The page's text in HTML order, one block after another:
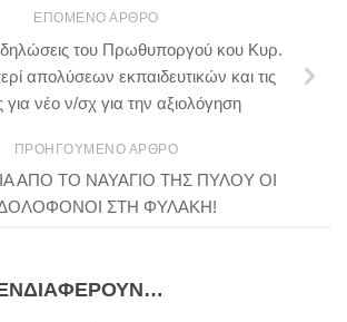
ΕΠΌΜΕΝΟ ΆΡΘΡΟ
δηλώσεις του Πρωθυποργού κου Κυρ.
απολύσεων εκπαιδευτικών και τις
για νέο ν/σχ για την αξιολόγηση
ΠΡΟΗΓΟΎΜΕΝΟ ΆΡΘΡΟ
ΑΠΟ ΤΟ ΝΑΥΑΓΙΟ ΤΗΣ ΠΥΛΟΥ ΟΙ
ΣΤΗ ΦΥΛΑΚΗ!